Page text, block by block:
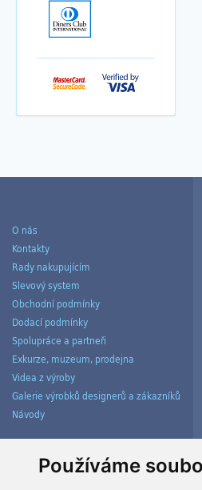
Používáme
O nás
Kontakty
Rady nakupujícím
Slevový system
Obchodní podmínky
Dodací podmínky
Spolupráce a partneři
Exkurze, muzeum, prodejna
Videa z výroby
Galerie výrobků designerů a zákazníků
Návody